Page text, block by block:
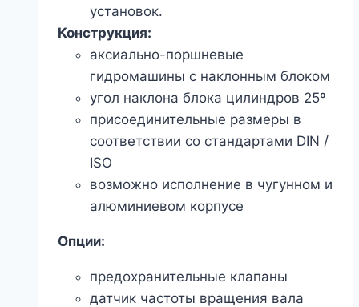
установок.
Конструкция:
аксиально-поршневые
гидромашины с наклонным блоком
угол наклона блока цилиндров 25º
присоединительные размеры в
соответствии со стандартами DIN /
ISO
возможно исполнение в чугунном и
алюминиевом корпусе
Опции:
предохранительные клапаны
датчик частоты вращения вала